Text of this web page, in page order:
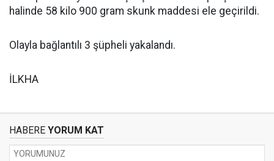
halinde 58 kilo 900 gram skunk maddesi ele geçirildi.
Olayla bağlantılı 3 şüpheli yakalandı.
İLKHA
HABERE YORUM KAT